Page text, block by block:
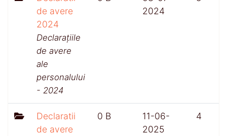
de avere
2024
Declarațiile
de avere
ale
personalului
- 2024
2024
Declaratii
de avere
0 B
11-06-
2025
4